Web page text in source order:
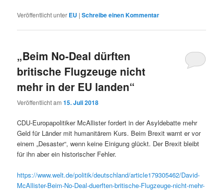
Veröffentlicht unter EU |Schreibe einen Kommentar
„Beim No-Deal dürften
britische Flugzeuge nicht
mehr in der EU landen“
Veröffentlicht am15. Juli 2018
CDU-Europapolitiker McAllister fordert in der Asyldebatte mehr
Geld für Länder mit humanitärem Kurs. Beim Brexit warnt er vor
einem „Desaster“, wenn keine Einigung glückt. Der Brexit bleibt
für ihn aber ein historischer Fehler.
https://www.welt.de/politik/deutschland/article179305462/David-
McAllister-Beim-No-Deal-duerften-britische-Flugzeuge-nicht-mehr-